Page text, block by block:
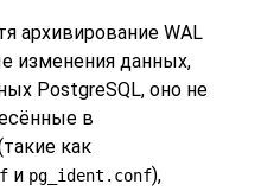
архивирование WAL
изменения данных,
PostgreSQL, оно не
в
как
и pg_ident.conf),